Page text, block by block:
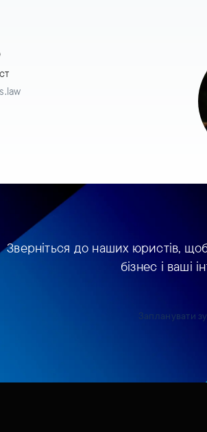
Зверніться до наших юристів,
бізнес і ваші
Запланувати